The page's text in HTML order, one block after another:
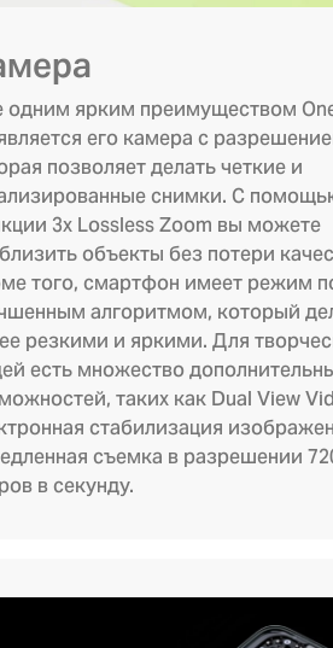
одним ярким преимуществом
его камера с
позволяет делать четкие и
снимки. С
3x Lossless Zoom вы можете
объекты без потери
того, смартфон имеет режим
алгоритмом, который
резкими и яркими. Для
есть множество
таких как Dual View
стабилизация
съемка в разрешении
в секунду.